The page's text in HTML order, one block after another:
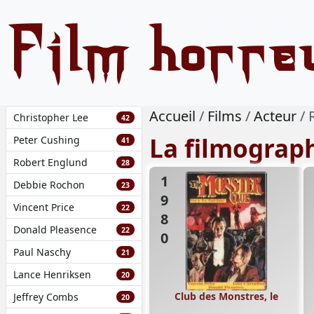
Film
Christopher Lee 42
Peter Cushing 41
Robert Englund 28
Debbie Rochon 23
Vincent Price 22
Donald Pleasence 22
Paul Naschy 21
Lance Henriksen 20
Jeffrey Combs 20
Accueil Films Acteur
La
1980
Club des Monstres, le